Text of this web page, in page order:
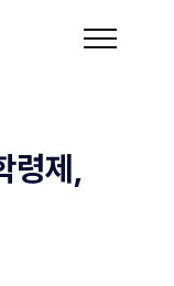
령제,